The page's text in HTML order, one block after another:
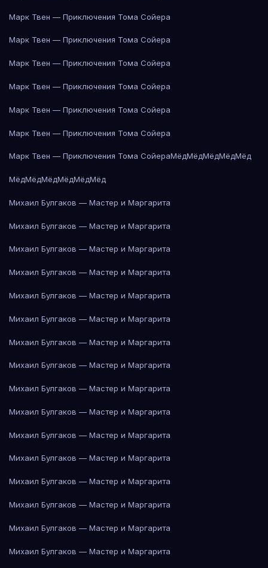
Марк Твен — Приключения Тома Сойера
Марк Твен — Приключения Тома Сойера
Марк Твен — Приключения Тома Сойера
Марк Твен — Приключения Тома Сойера
Марк Твен — Приключения Тома Сойера
Марк Твен — Приключения Тома Сойера
Марк Твен — Приключения Тома СойераМёдМёдМёдМёдМёд
МёдМёдМёдМёдМёдМёд
Михаил Булгаков — Мастер и Маргарита
Михаил Булгаков — Мастер и Маргарита
Михаил Булгаков — Мастер и Маргарита
Михаил Булгаков — Мастер и Маргарита
Михаил Булгаков — Мастер и Маргарита
Михаил Булгаков — Мастер и Маргарита
Михаил Булгаков — Мастер и Маргарита
Михаил Булгаков — Мастер и Маргарита
Михаил Булгаков — Мастер и Маргарита
Михаил Булгаков — Мастер и Маргарита
Михаил Булгаков — Мастер и Маргарита
Михаил Булгаков — Мастер и Маргарита
Михаил Булгаков — Мастер и Маргарита
Михаил Булгаков — Мастер и Маргарита
Михаил Булгаков — Мастер и Маргарита
Михаил Булгаков — Мастер и Маргарита